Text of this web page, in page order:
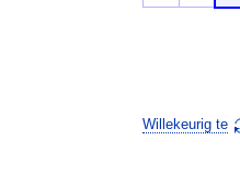
Willekeurig te